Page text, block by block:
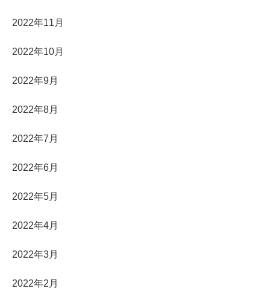
2022年11月
2022年10月
2022年9月
2022年8月
2022年7月
2022年6月
2022年5月
2022年4月
2022年3月
2022年2月